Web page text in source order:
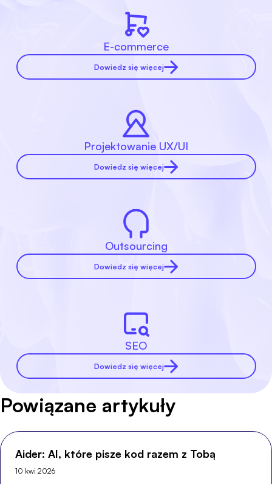
E-commerce
Dowiedz się więcej
Projektowanie UX/UI
Dowiedz się więcej
Outsourcing
Dowiedz się więcej
SEO
Dowiedz się więcej
Powiązane artykuły
Aider: AI, które pisze kod razem z Tobą
10 kwi 2026